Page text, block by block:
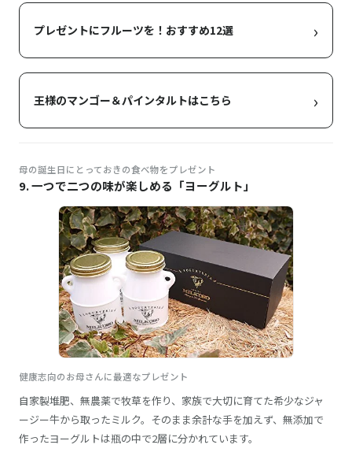
プレゼントにフルーツを！おすすめ12選 ›
王様のマンゴー＆パインタルトはこちら ›
母の誕生日にとっておきの食べ物をプレゼント
9. 一つで二つの味が楽しめる「ヨーグルト」
健康志向のお母さんに最適なプレゼント
自家製堆肥、無農薬で牧草を作り、家族で大切に育てた希少なジャ
ージー牛から取ったミルク。そのまま余計な手を加えず、無添加で
作ったヨーグルトは瓶の中で2層に分かれています。